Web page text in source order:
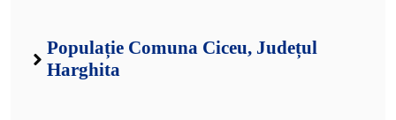
Populație Comuna Ciceu, Județul
Harghita